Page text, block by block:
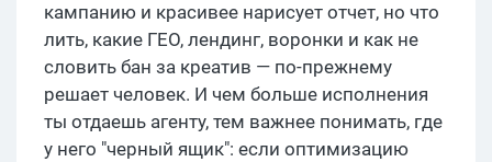
кампанию и красивее нарисует отчет, но что
лить, какие ГЕО, лендинг, воронки и как не
словить бан за креатив — по-прежнему
решает человек. И чем больше исполнения
ты отдаешь агенту, тем важнее понимать, где
у него "черный ящик": если оптимизацию